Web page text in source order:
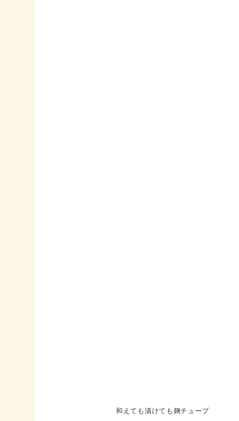
和えても漬けても麹チューブ